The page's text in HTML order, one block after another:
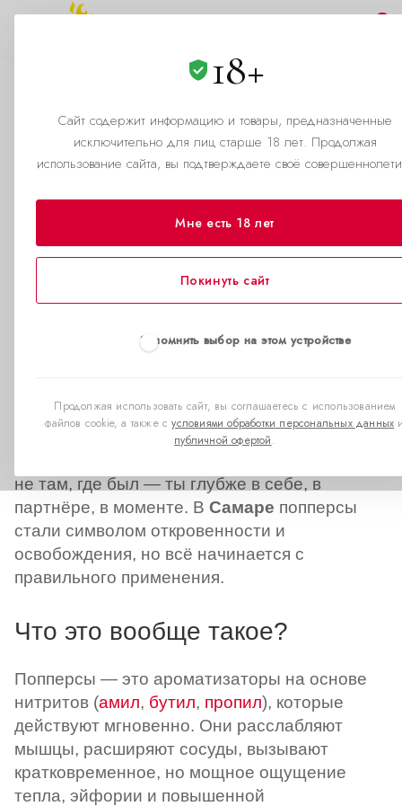
18+
Сайт содержит информацию и товары, предназначенные
исключительно для лиц старше 18 лет. Продолжая
использование сайта, вы подтверждаете своё
Мне есть 18 лет
Покинуть сайт
Запомнить выбор на этом устройстве
Продолжая использовать сайт, вы соглашаетесь с использованием
файлов cookie, а также сусловиями обработки персональных данных
публичной офертой.
Как правильно
использовать
Главная страница Помощь Как правильно использовать
Как использовать
попперсы: инструкция к
удовольствию.
а тело требует большего —
«фишка для секса», а
инструмент, меняющий
не там, где был — ты глубже в себе, в
партнёре, в моменте. В Самаре попперсы
стали символом откровенности и
освобождения, но всё начинается с
правильного применения.
Что это вообще такое?
Попперсы — это ароматизаторы на основе
нитритов (амил, бутил, пропил), которые
действуют мгновенно. Они расслабляют
мышцы, расширяют сосуды, вызывают
кратковременное, но мощное ощущение
тепла, эйфории и повышенной